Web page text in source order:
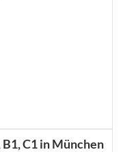
C1 in München